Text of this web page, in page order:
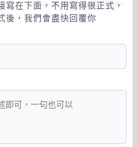
寫在下面，不用寫得很正式，
後，我們會盡快回覆你